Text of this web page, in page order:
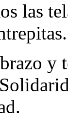
las
y